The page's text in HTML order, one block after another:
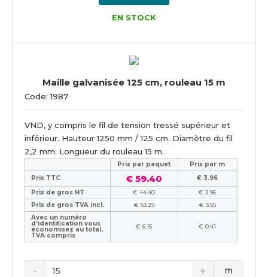
EN STOCK
Maille galvanisée 125 cm, rouleau 15 m
Code: 1987
VND, y compris le fil de tension tressé supérieur et
inférieur. Hauteur 1250 mm / 125 cm. Diamètre du fil
2,2 mm. Longueur du rouleau 15 m.
Prix ​​par paquet
Prix par m
Prix TTC
€ 59.40
€ 3.96
Prix de gros HT
€ 44.40
€ 2.96
Prix de gros TVA incl.
€ 53.25
€ 3.55
Avec un numéro
d'identification vous
économisez au total,
TVA compris
€ 6.15 € 0.41
m